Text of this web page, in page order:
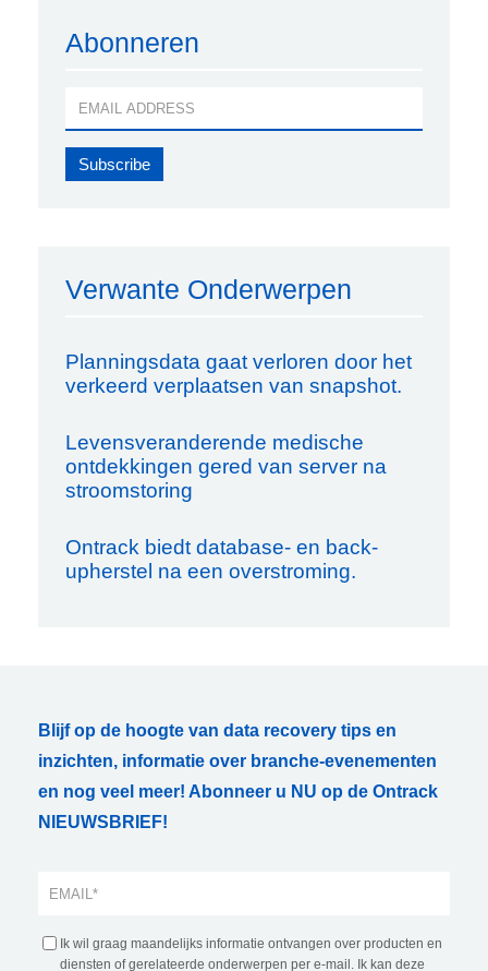
Abonneren
Verwante Onderwerpen
Planningsdata gaat verloren door het
verkeerd verplaatsen van snapshot.
Levensveranderende medische
ontdekkingen gered van server na
stroomstoring
Ontrack biedt database- en back-
upherstel na een overstroming.
Blijf op de hoogte van data recovery tips en
inzichten, informatie over branche-evenementen
en nog veel meer! Abonneer u NU op de Ontrack
NIEUWSBRIEF!
Ik wil graag maandelijks informatie ontvangen over producten en
diensten of gerelateerde onderwerpen per e-mail. Ik kan deze